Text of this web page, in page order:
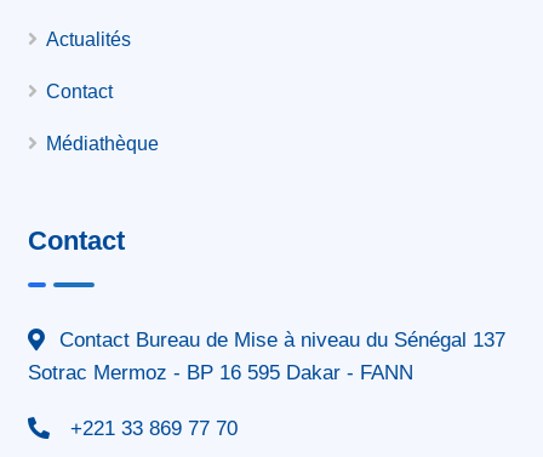
Actualités
Contact
Médiathèque
Contact
Contact Bureau de Mise à niveau du Sénégal 137
Sotrac Mermoz - BP 16 595 Dakar - FANN
+221 33 869 77 70